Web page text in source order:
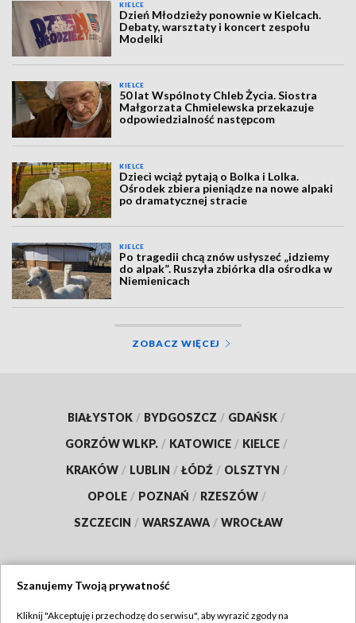
KIELCE
Dzień Młodzieży ponownie w Kielcach.
Debaty, warsztaty i koncert zespołu
Modelki
KIELCE
50 lat Wspólnoty Chleb Życia. Siostra
Małgorzata Chmielewska przekazuje
odpowiedzialność następcom
KIELCE
Dzieci wciąż pytają o Bolka i Lolka.
Ośrodek zbiera pieniądze na nowe alpaki
po dramatycznej stracie
KIELCE
Po tragedii chcą znów usłyszeć „idziemy
do alpak”. Ruszyła zbiórka dla ośrodka w
Niemienicach
ZOBACZ WIĘCEJ
BIAŁYSTOK / BYDGOSZCZ / GDAŃSK /
GORZÓW WLKP. / KATOWICE / KIELCE /
KRAKÓW / LUBLIN / ŁÓDŹ / OLSZTYN /
OPOLE / POZNAŃ / RZESZÓW /
SZCZECIN / WARSZAWA / WROCŁAW
Szanujemy Twoją prywatność
Kliknij "Akceptuję i przechodzę do serwisu", aby wyrazić zgody na